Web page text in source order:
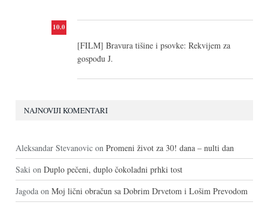
10.0
[FILM] Bravura tišine i psovke: Rekvijem za
gospođu J.
NAJNOVIJI KOMENTARI
Aleksandar Stevanovic on Promeni život za 30! dana – nulti dan
Saki on Duplo pečeni, duplo čokoladni prhki tost
Jagoda on Moj lični obračun sa Dobrim Drvetom i Lošim Prevodom